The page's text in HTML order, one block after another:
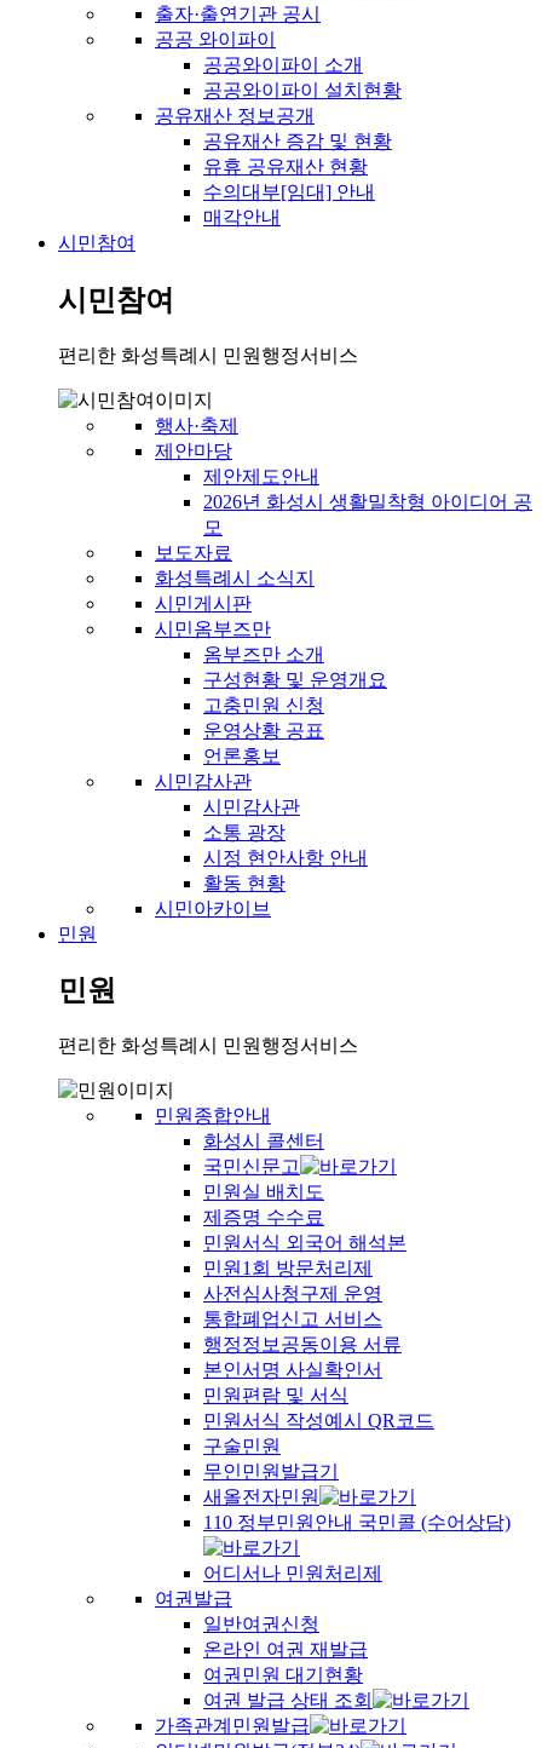
출자·출연기관 공시
공공 와이파이
공공와이파이 소개
공공와이파이 설치현황
공유재산 정보공개
공유재산 증감 및 현황
유휴 공유재산 현황
수의대부[임대] 안내
매각안내
시민참여
시민참여
편리한 화성특례시 민원행정서비스
행사·축제
제안마당
제안제도안내
2026년 화성시 생활밀착형 아이디어 공
모
보도자료
화성특례시 소식지
시민게시판
시민옴부즈만
옴부즈만 소개
구성현황 및 운영개요
고충민원 신청
운영상황 공표
언론홍보
시민감사관
시민감사관
소통 광장
시정 현안사항 안내
활동 현황
시민아카이브
민원
민원
편리한 화성특례시 민원행정서비스
민원종합안내
화성시 콜센터
국민신문고
민원실 배치도
제증명 수수료
민원서식 외국어 해석본
민원1회 방문처리제
사전심사청구제 운영
통합폐업신고 서비스
행정정보공동이용 서류
본인서명 사실확인서
민원편람 및 서식
민원서식 작성예시 QR코드
구술민원
무인민원발급기
새올전자민원
110 정부민원안내 국민콜 (수어상담)
어디서나 민원처리제
여권발급
일반여권신청
온라인 여권 재발급
여권민원 대기현황
여권 발급 상태 조회
가족관계민원발급